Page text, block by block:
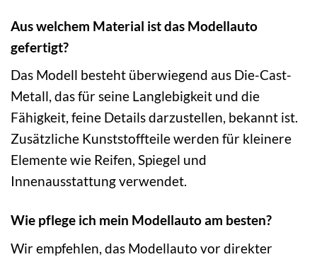
Aus welchem Material ist das Modellauto
gefertigt?
Das Modell besteht überwiegend aus Die-Cast-
Metall, das für seine Langlebigkeit und die
Fähigkeit, feine Details darzustellen, bekannt ist.
Zusätzliche Kunststoffteile werden für kleinere
Elemente wie Reifen, Spiegel und
Innenausstattung verwendet.
Wie pflege ich mein Modellauto am besten?
Wir empfehlen, das Modellauto vor direkter